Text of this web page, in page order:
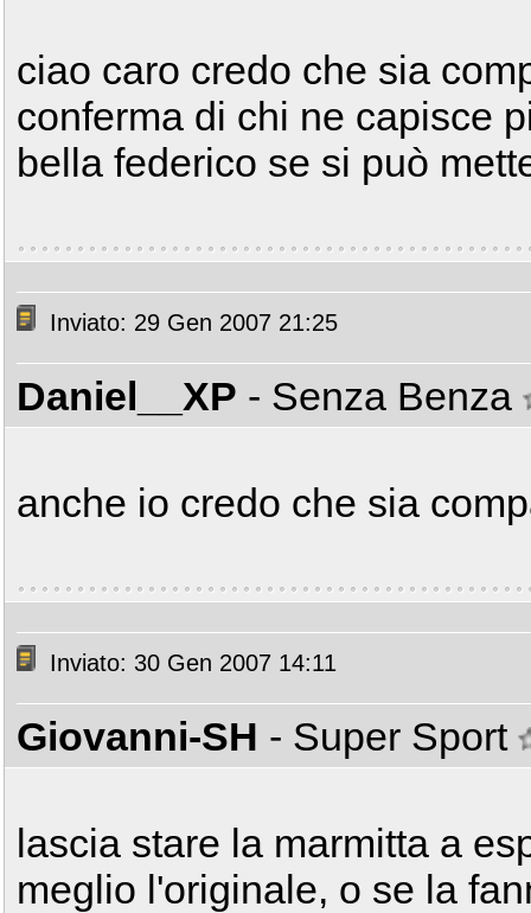
ciao caro credo che sia
conferma di chi ne capisce
bella federico se si può
Inviato: 29 Gen 2007 21:25
Daniel__XP - Senza Benza
anche io credo che sia
Inviato: 30 Gen 2007 14:11
Giovanni-SH - Super Sport
lascia stare la marmitta a
meglio l'originale, o se la